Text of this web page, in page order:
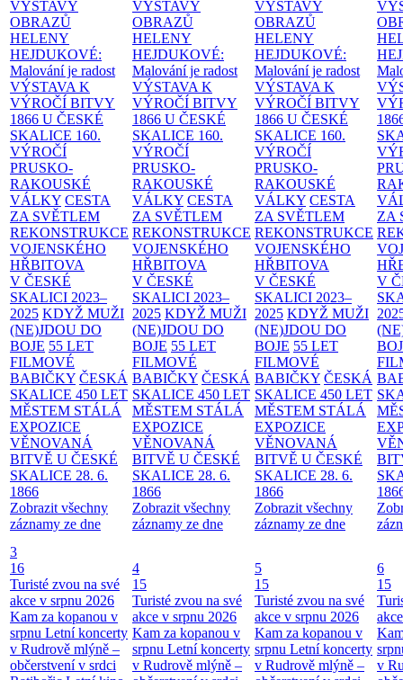
VÝSTAVY
OBRAZŮ
HELENY
HEJDUKOVÉ:
Malování je radost
VÝSTAVA K
VÝROČÍ BITVY
1866 U ČESKÉ
SKALICE 160.
VÝROČÍ
PRUSKO-
RAKOUSKÉ
VÁLKY CESTA
ZA SVĚTLEM
REKONSTRUKCE
VOJENSKÉHO
HŘBITOVA
V ČESKÉ
SKALICI 2023–
2025 KDYŽ MUŽI
(NE)JDOU DO
BOJE 55 LET
FILMOVÉ
BABIČKY ČESKÁ
SKALICE 450 LET
MĚSTEM STÁLÁ
EXPOZICE
VĚNOVANÁ
BITVĚ U ČESKÉ
SKALICE 28. 6.
1866
Zobrazit všechny
záznamy ze dne
VÝSTAVY
OBRAZŮ
HELENY
HEJDUKOVÉ:
Malování je radost
VÝSTAVA K
VÝROČÍ BITVY
1866 U ČESKÉ
SKALICE 160.
VÝROČÍ
PRUSKO-
RAKOUSKÉ
VÁLKY CESTA
ZA SVĚTLEM
REKONSTRUKCE
VOJENSKÉHO
HŘBITOVA
V ČESKÉ
SKALICI 2023–
2025 KDYŽ MUŽI
(NE)JDOU DO
BOJE 55 LET
FILMOVÉ
BABIČKY ČESKÁ
SKALICE 450 LET
MĚSTEM STÁLÁ
EXPOZICE
VĚNOVANÁ
BITVĚ U ČESKÉ
SKALICE 28. 6.
1866
Zobrazit všechny
záznamy ze dne
VÝSTAVY
OBRAZŮ
HELENY
HEJDUKOVÉ:
Malování je radost
VÝSTAVA K
VÝROČÍ BITVY
1866 U ČESKÉ
SKALICE 160.
VÝROČÍ
PRUSKO-
RAKOUSKÉ
VÁLKY CESTA
ZA SVĚTLEM
REKONSTRUKCE
VOJENSKÉHO
HŘBITOVA
V ČESKÉ
SKALICI 2023–
2025 KDYŽ MUŽI
(NE)JDOU DO
BOJE 55 LET
FILMOVÉ
BABIČKY ČESKÁ
SKALICE 450 LET
MĚSTEM STÁLÁ
EXPOZICE
VĚNOVANÁ
BITVĚ U ČESKÉ
SKALICE 28. 6.
1866
Zobrazit všechny
záznamy ze dne
ZA
V
3
16
Turisté zvou na své
akce v srpnu 2026
Kam za kopanou v
srpnu Letní koncerty
v Rudrově mlýně –
občerstvení v srdci
4
15
Turisté zvou na své
akce v srpnu 2026
Kam za kopanou v
srpnu Letní koncerty
v Rudrově mlýně –
5
15
Turisté zvou na své
akce v srpnu 2026
Kam za kopanou v
srpnu Letní koncerty
v Rudrově mlýně –
6
15
v